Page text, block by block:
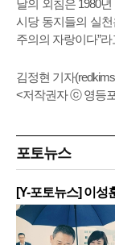
날의 외침은 1980
시당 동지들의 실
주의의 자랑이다”
김정현 기자(
<저작권자 ⓒ 영등
포토뉴스
[Y-포토뉴스] 이성
주